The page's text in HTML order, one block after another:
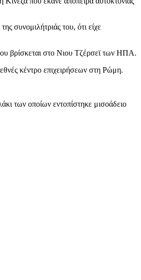
συνομιλήτριάς του, ότι είχε
βρίσκεται στο Νιου Τζέρσεϊ των ΗΠΑ.
κέντρο επιχειρήσεων στη Ρώμη.
των οποίων εντοπίστηκε μισοάδειο